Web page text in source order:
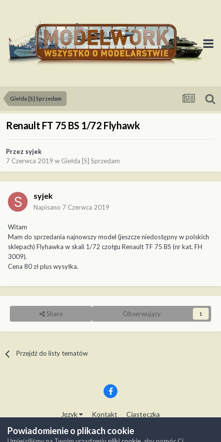
Giełda [S] Sprzedam
Renault FT 75 BS 1/72 Flyhawk
Przez syjek
7 Czerwca 2019 w Giełda [S] Sprzedam
syjek
Napisano 7 Czerwca 2019
Witam
Mam do sprzedania najnowszy model (jeszcze niedostępny w polskich
sklepach) Flyhawka w skali 1/72 czołgu Renault TF 75 BS (nr kat. FH
3009).
Cena 80 zł plus wysyłka.
Share Obserwujący 1
Przejdź do listy tematów
Język Kontakt Ciasteczka
Copyright © Modelwork.pl
Powered by Invision Community
Powiadomienie o plikach cookie